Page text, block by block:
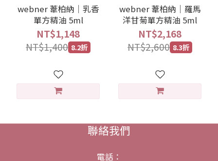
webner 葦柏納｜乳香
單方精油 5ml
NT$1,148
NT$1,400 8.2折
webner 葦柏納｜羅馬
洋甘菊單方精油 5ml
NT$2,168
NT$2,600 8.3折
聯絡我們
電話：